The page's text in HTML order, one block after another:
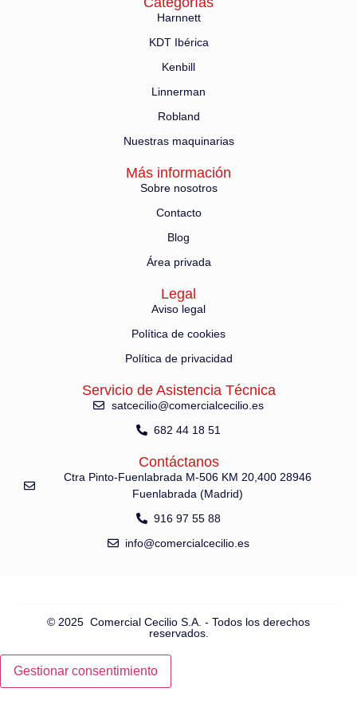
Harnnett
KDT Ibérica
Kenbill
Linnerman
Robland
Nuestras maquinarias
Más información
Sobre nosotros
Contacto
Blog
Área privada
Legal
Aviso legal
Política de cookies
Política de privacidad
Servicio de Asistencia Técnica
satcecilio@comercialcecilio.es
682 44 18 51
Contáctanos
Ctra Pinto-Fuenlabrada M-506 KM 20,400 28946
Fuenlabrada (Madrid)
916 97 55 88
info@comercialcecilio.es
© 2025 Comercial Cecilio S.A. - Todos los derechos
reservados.
Gestionar consentimiento